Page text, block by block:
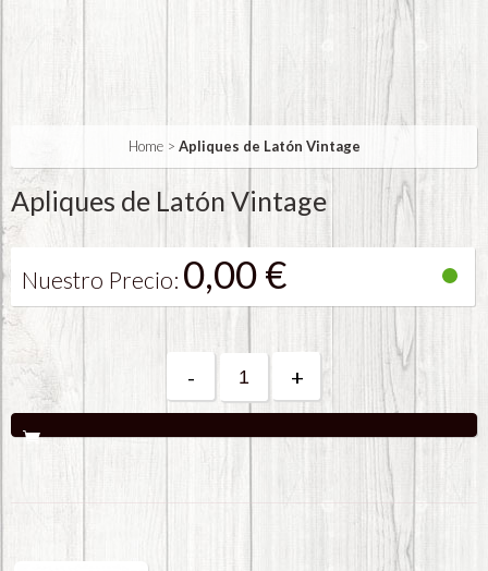
Home> Apliques de Latón Vintage
Apliques de Latón Vintage
Nuestro Precio: 0,00 €
- +